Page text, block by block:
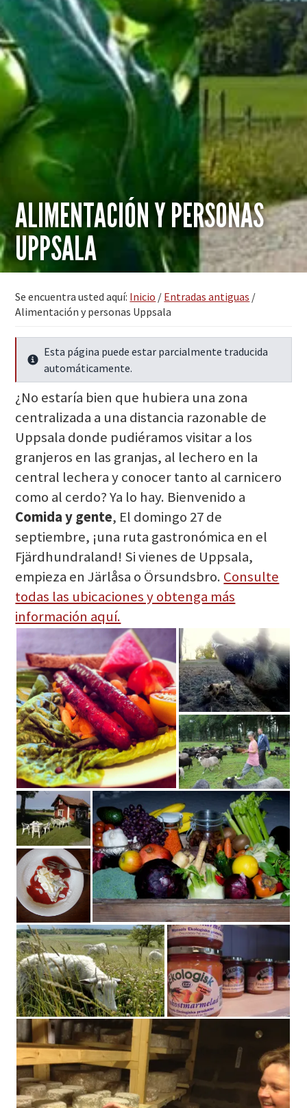
ALIMENTACIÓN Y PERSONAS
UPPSALA
Se encuentra usted aquí: Inicio / Entradas antiguas /
Alimentación y personas Uppsala
Seguir leyendo
Esta página puede estar parcialmente traducida
automáticamente.
¿No estaría bien que hubiera una zona
centralizada a una distancia razonable de
Uppsala donde pudiéramos visitar a los
granjeros en las granjas, al lechero en la
central lechera y conocer tanto al carnicero
como al cerdo? Ya lo hay. Bienvenido a
Comida y gente, El domingo 27 de
septiembre, ¡una ruta gastronómica en el
Fjärdhundraland! Si vienes de Uppsala,
empieza en Järlåsa o Örsundsbro. Consulte
todas las ubicaciones y obtenga más
información aquí.